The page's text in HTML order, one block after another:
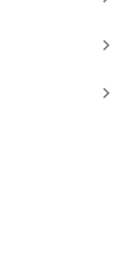
keyboard_arrow_right
keyboard_arrow_right